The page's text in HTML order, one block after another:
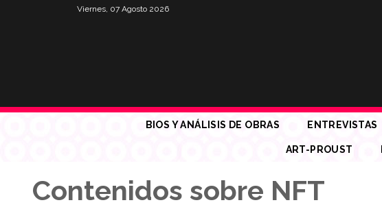
Viernes, 07 Agosto 2026
BIOS Y ANÁLISIS DE OBRAS ENTREVISTAS
ART-PROUST
Contenidos sobre NFT